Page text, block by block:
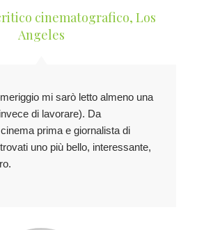
cinematografico, Los
Angeles
mi sarò letto almeno una
di lavorare). Da
prima e giornalista di
uno più bello, interessante,